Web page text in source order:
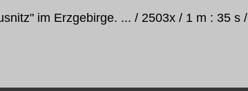
im Erzgebirge. ... / 2503x / 1 m : 35 s /